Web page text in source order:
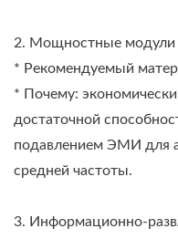
2. Мощностные
* Рекомендуемый
* Почему:
достаточной
подавлением ЭМИ для
средней частоты.
3. Информационно-